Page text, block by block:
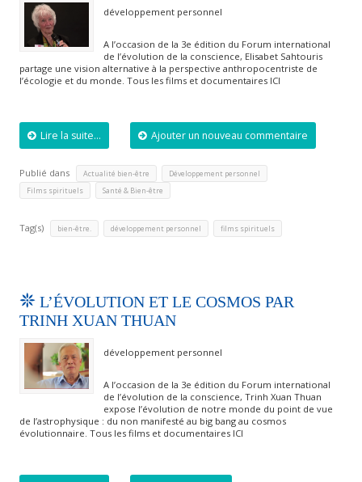
développement personnel
A l’occasion de la 3e édition du Forum international
de l’évolution de la conscience, Elisabet Sahtouris
partage une vision alternative à la perspective anthropocentriste de
l’écologie et du monde. Tous les films et documentaires ICI
Lire la suite... Ajouter un nouveau commentaire
Publié dans Actualité bien-être Développement personnel
Films spirituels Santé & Bien-être
Tag(s) bien-être. développement personnel films spirituels
L’ÉVOLUTION ET LE COSMOS PAR
TRINH XUAN THUAN
développement personnel
A l’occasion de la 3e édition du Forum international
de l’évolution de la conscience, Trinh Xuan Thuan
expose l’évolution de notre monde du point de vue
de l’astrophysique : du non manifesté au big bang au cosmos
évolutionnaire. Tous les films et documentaires ICI